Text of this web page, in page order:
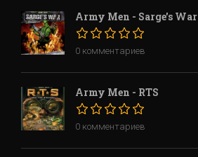
Army Men - Sarge's War
0 комментариев
Army Men - RTS
0 комментариев